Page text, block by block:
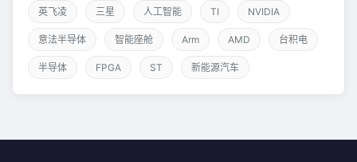
英飞凌 三星 人工智能 TI NVIDIA
意法半导体 智能座舱 Arm AMD 台积电
半导体 FPGA ST 新能源汽车